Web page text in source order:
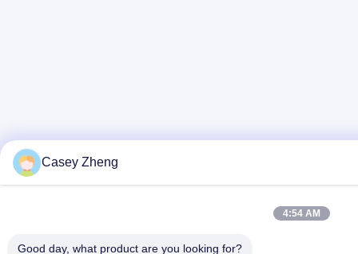
Casey Zheng
4:54 AM
Good day, what product are you looking for?